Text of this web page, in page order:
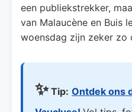
een publiekstrekker,
van Malaucène en Buis
woensdag zijn zeker zo
✨Tip: Ontdek ons